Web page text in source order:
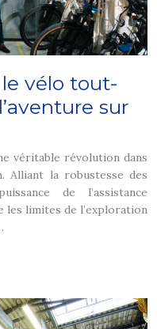
vélo tout-
sur
véritable révolution dans
Alliant la robustesse des
de l’assistance
les limites de l’exploration